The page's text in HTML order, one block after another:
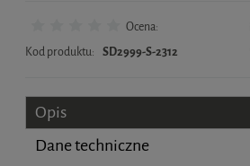
Ocena:
Kod produktu: SD2999-S-2312
Opis
Dane techniczne